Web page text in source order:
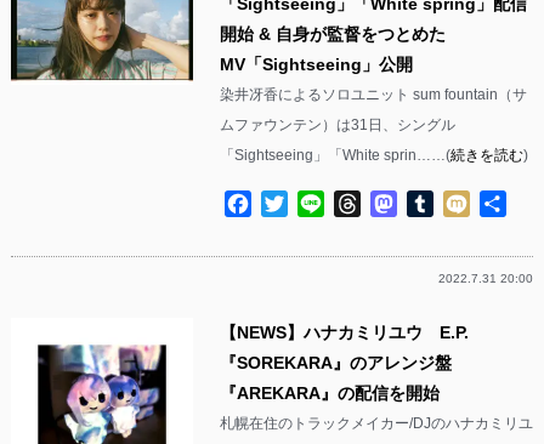
開始 & 自身が監督をつとめた
MV「Sightseeing」公開
染井冴香によるソロユニット sum fountain（サ
ムファウンテン）は31日、シングル
「Sightseeing」「White sprin……(続きを読む)
Facebook
TwitterLine ThreadsMastodon
Tumblr
Mixi
2022.7.31 20:00
【NEWS】ハナカミリユウ E.P.
『SOREKARA』のアレンジ盤
『AREKARA』の配信を開始
札幌在住のトラックメイカー/DJのハナカミリユ